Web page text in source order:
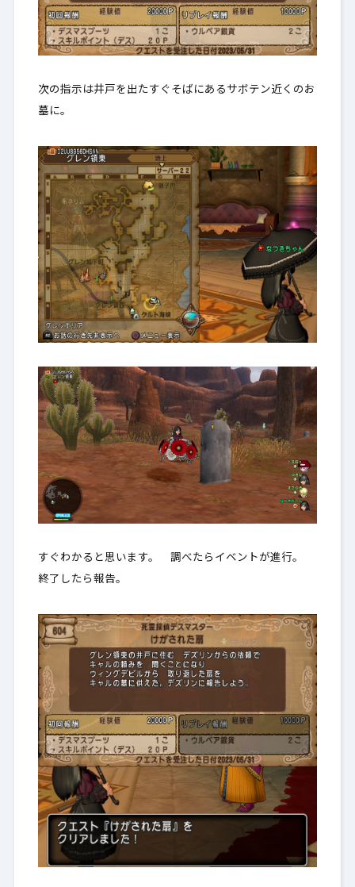
次の指示は井戸を出たすぐそばにあるサボテン近くのお
墓に。
すぐわかると思います。 調べたらイベントが進行。
終了したら報告。